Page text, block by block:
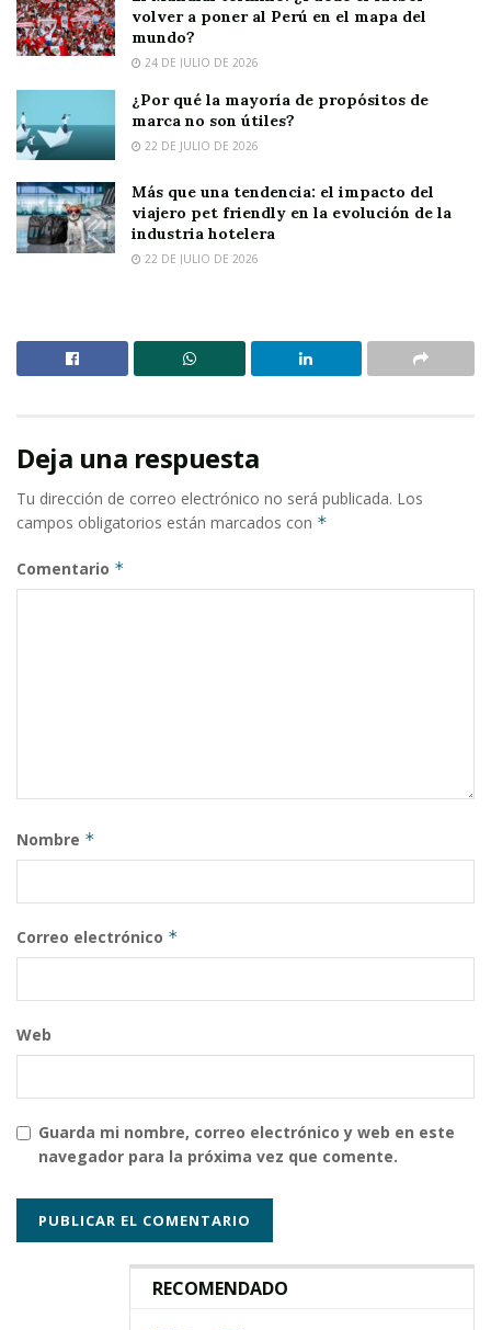
volver a poner al Perú en el mapa del
mundo?
24 DE JULIO DE 2026
¿Por qué la mayoría de propósitos de
marca no son útiles?
22 DE JULIO DE 2026
Más que una tendencia: el impacto del
viajero pet friendly en la evolución de la
industria hotelera
22 DE JULIO DE 2026
Deja una respuesta
Tu dirección de correo electrónico no será publicada. Los
campos obligatorios están marcados con *
Comentario *
Nombre *
Correo electrónico *
Web
Guarda mi nombre, correo electrónico y web en este
navegador para la próxima vez que comente.
RECOMENDADO